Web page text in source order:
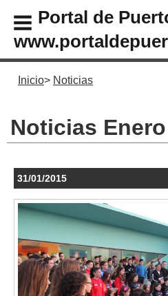
Portal de
Inicio Noticias
Noticias
31/01/2015